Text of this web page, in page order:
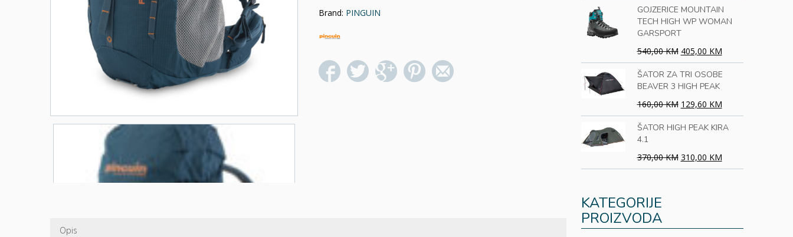
Brand: PINGUIN
Opis
GOJZERICE MOUNTAIN
TECH HIGH WP WOMAN
GARSPORT
540,00 KM 405,00 KM
ŠATOR ZA TRI OSOBE
BEAVER 3 HIGH PEAK
160,00 KM 129,60 KM
ŠATOR HIGH PEAK KIRA
4.1
370,00 KM 310,00 KM
KATEGORIJE
PROIZVODA